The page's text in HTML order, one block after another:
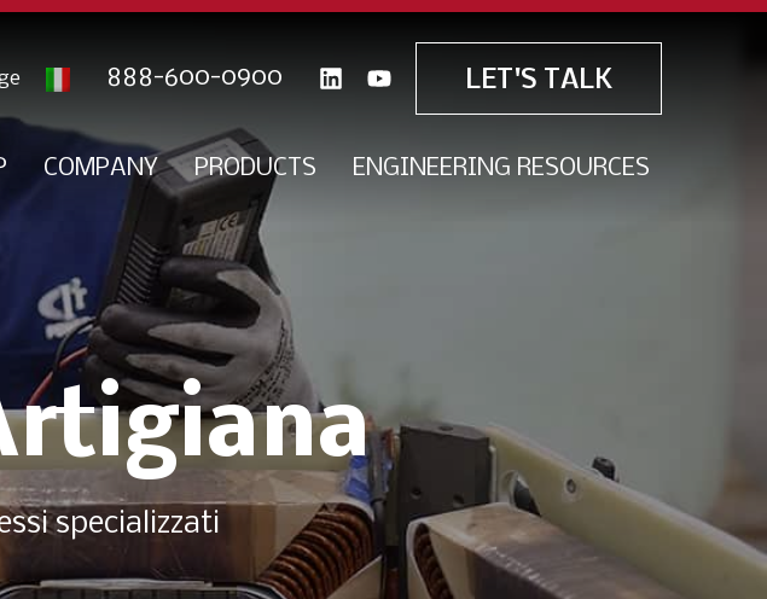
888-600-0900 LET'S TALK
COMPANY PRODUCTS ENGINEERING RESOURCES
specializzati